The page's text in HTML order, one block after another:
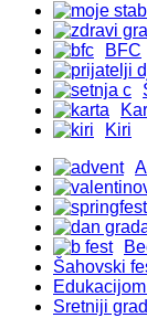
BFC
Kiri
Šahovski
Sretniji grad